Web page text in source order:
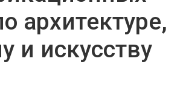
архитектуре,
и искусству